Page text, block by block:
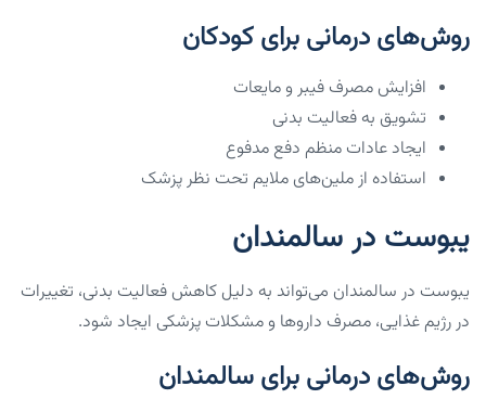
روش‌های درمانی برای کودکان
افزایش مصرف فیبر و مایعات
تشویق به فعالیت بدنی
ایجاد عادات منظم دفع مدفوع
استفاده از ملین‌های ملایم تحت نظر پزشک
یبوست در سالمندان
یبوست در سالمندان می‌تواند به دلیل کاهش فعالیت بدنی، تغییرات
در رژیم غذایی، مصرف داروها و مشکلات پزشکی ایجاد شود.
روش‌های درمانی برای سالمندان